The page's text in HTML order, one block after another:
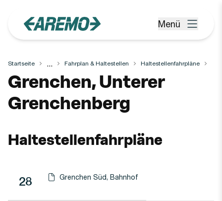
Menü öffnen
Menü
Startseite ... Fahrplan & Haltestellen Haltestellenfahrpläne
Haltestelle
Grenchen, Unterer
Grenchenberg
Haltestellenfahrpläne
Linie Richtung
Linie
28 Haltestellen-PDF herunterladen für
Grenchen Süd, Bahnhof
(Öffnet in einen neuen Tab oder Fenster)